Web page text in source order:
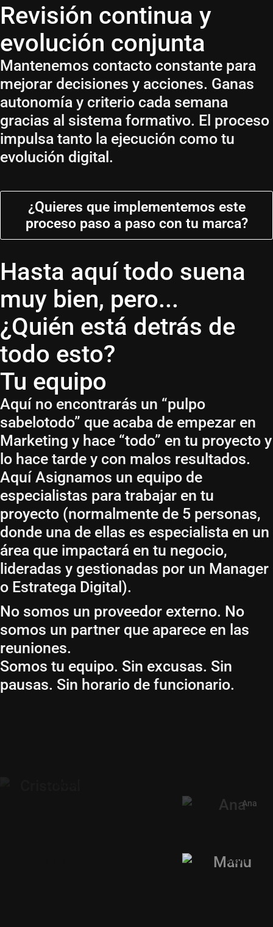
Revisión continua y
evolución conjunta
Mantenemos contacto constante para
mejorar decisiones y acciones. Ganas
autonomía y criterio cada semana
gracias al sistema formativo. El proceso
impulsa tanto la ejecución como tu
evolución digital.
¿Quieres que implementemos este
proceso paso a paso con tu marca?
Hasta aquí todo suena
muy bien, pero...
¿Quién está detrás de
todo esto?
Tu equipo
Aquí no encontrarás un “pulpo
sabelotodo” que acaba de empezar en
Marketing y hace “todo” en tu proyecto y
lo hace tarde y con malos resultados.
Aquí Asignamos un equipo de
especialistas para trabajar en tu
proyecto (normalmente de 5 personas,
donde una de ellas es especialista en un
área que impactará en tu negocio,
lideradas y gestionadas por un Manager
o Estratega Digital).
No somos un proveedor externo. No
somos un partner que aparece en las
reuniones.
Somos tu equipo. Sin excusas. Sin
pausas. Sin horario de funcionario.
Ana
Manu